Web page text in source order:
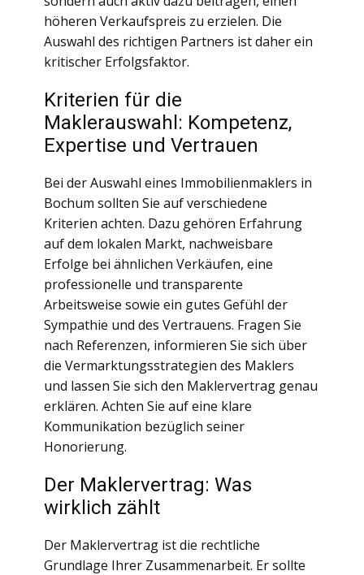
höheren Verkaufspreis zu erzielen. Die
Auswahl des richtigen Partners ist daher ein
kritischer Erfolgsfaktor.
Kriterien für die
Maklerauswahl: Kompetenz,
Expertise und Vertrauen
Bei der Auswahl eines Immobilienmaklers in
Bochum sollten Sie auf verschiedene
Kriterien achten. Dazu gehören Erfahrung
auf dem lokalen Markt, nachweisbare
Erfolge bei ähnlichen Verkäufen, eine
professionelle und transparente
Arbeitsweise sowie ein gutes Gefühl der
Sympathie und des Vertrauens. Fragen Sie
nach Referenzen, informieren Sie sich über
die Vermarktungsstrategien des Maklers
und lassen Sie sich den Maklervertrag genau
erklären. Achten Sie auf eine klare
Kommunikation bezüglich seiner
Honorierung.
Der Maklervertrag: Was
wirklich zählt
Der Maklervertrag ist die rechtliche
Grundlage Ihrer Zusammenarbeit. Er sollte